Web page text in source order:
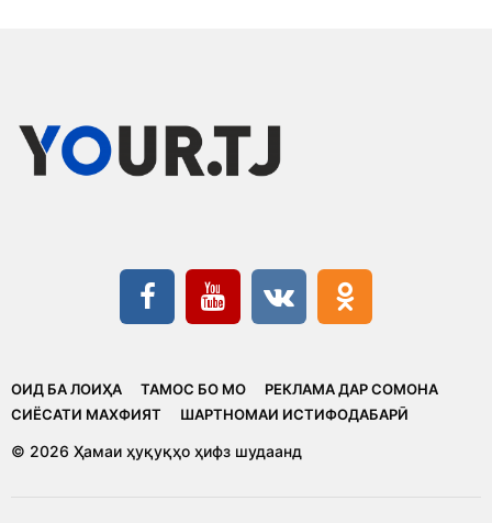
ОИД БА ЛОИҲА ТАМОС БО МО
РЕКЛАМА ДАР СОМОНА
CИЁСАТИ МАХФИЯТ
ШАРТНОМАИ ИСТИФОДАБАРӢ
© 2026 Ҳамаи ҳуқуқҳо ҳифз шудаанд